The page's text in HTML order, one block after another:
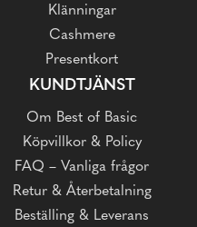
Klänningar
Cashmere
Presentkort
KUNDTJÄNST
Om Best of Basic
Köpvillkor & Policy
FAQ – Vanliga frågor
Retur & Återbetalning
Beställing & Leverans